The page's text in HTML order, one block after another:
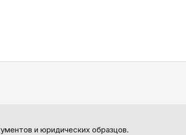
и юридических образцов.